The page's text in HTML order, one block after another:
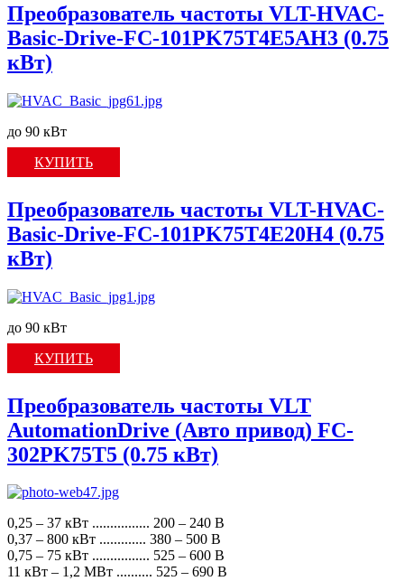
Преобразователь частоты VLT-HVAC-
Basic-Drive-FC-101PK75T4E5AH3 (0.75
кВт)
до 90 кВт
КУПИТЬ
Преобразователь частоты VLT-HVAC-
Basic-Drive-FC-101PK75T4E20H4 (0.75
кВт)
до 90 кВт
КУПИТЬ
Преобразователь частоты VLT
AutomationDrive (Авто привод) FC-
302PK75T5 (0.75 кВт)
0,25 – 37 кВт ................ 200 – 240 В
0,37 – 800 кВт ............. 380 – 500 В
0,75 – 75 кВт ................ 525 – 600 В
11 кВт – 1,2 МВт .......... 525 – 690 В